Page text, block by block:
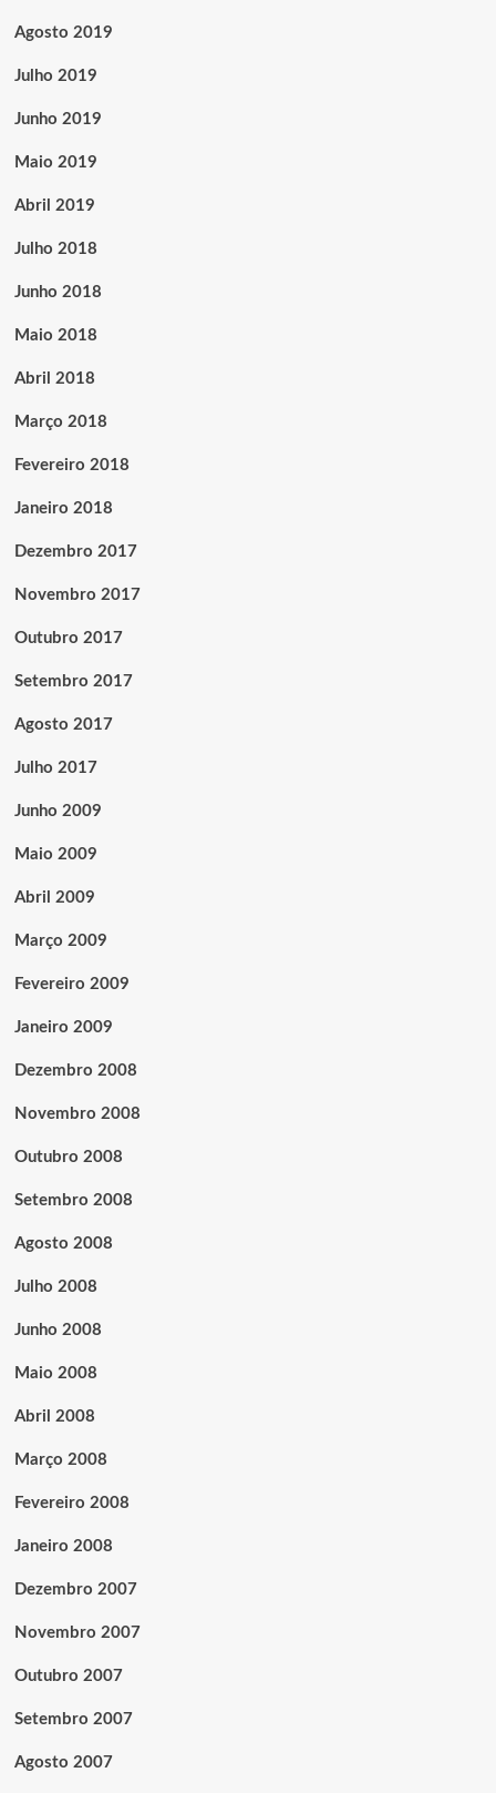
Agosto 2019
Julho 2019
Junho 2019
Maio 2019
Abril 2019
Julho 2018
Junho 2018
Maio 2018
Abril 2018
Março 2018
Fevereiro 2018
Janeiro 2018
Dezembro 2017
Novembro 2017
Outubro 2017
Setembro 2017
Agosto 2017
Julho 2017
Junho 2009
Maio 2009
Abril 2009
Março 2009
Fevereiro 2009
Janeiro 2009
Dezembro 2008
Novembro 2008
Outubro 2008
Setembro 2008
Agosto 2008
Julho 2008
Junho 2008
Maio 2008
Abril 2008
Março 2008
Fevereiro 2008
Janeiro 2008
Dezembro 2007
Novembro 2007
Outubro 2007
Setembro 2007
Agosto 2007